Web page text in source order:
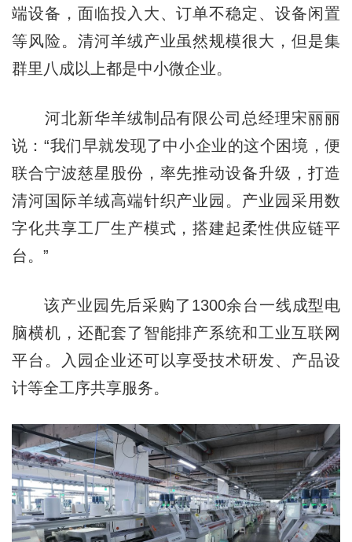
端设备，面临投入大、订单不稳定、设备闲置
等风险。清河羊绒产业虽然规模很大，但是集
群里八成以上都是中小微企业。
河北新华羊绒制品有限公司总经理宋丽丽
说：“我们早就发现了中小企业的这个困境，便
联合宁波慈星股份，率先推动设备升级，打造
清河国际羊绒高端针织产业园。产业园采用数
字化共享工厂生产模式，搭建起柔性供应链平
台。”
该产业园先后采购了1300余台一线成型电
脑横机，还配套了智能排产系统和工业互联网
平台。入园企业还可以享受技术研发、产品设
计等全工序共享服务。